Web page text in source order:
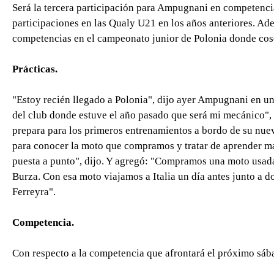
Será la tercera participación para Ampugnani en
participaciones en las Qualy U21 en los años anteriores.
competencias en el campeonato junior de Polonia donde
Prácticas.
"Estoy recién llegado a Polonia", dijo ayer Ampugnani en
del club donde estuve el año pasado que será mi
prepara para los primeros entrenamientos a bordo de su
para conocer la moto que compramos y tratar de aprender
puesta a punto", dijo. Y agregó: "Compramos una moto
Burza. Con esa moto viajamos a Italia un día antes junto a
Ferreyra".
Competencia.
Con respecto a la competencia que afrontará el próximo